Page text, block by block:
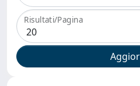
Risultati/Pagina